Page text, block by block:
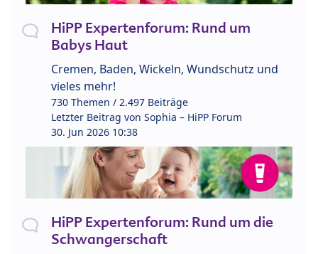
HiPP Expertenforum: Rund um
Babys Haut
Cremen, Baden, Wickeln, Wundschutz und
vieles mehr!
730 Themen / 2.497 Beiträge
Letzter Beitrag von Sophia – HiPP Forum
30. Jun 2026 10:38
HiPP Expertenforum: Rund um die
Schwangerschaft